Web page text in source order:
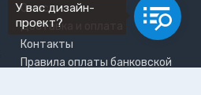
О нас
Доставка и оплата
Контакты
Правила оплаты банковской
У вас дизайн-
проект?